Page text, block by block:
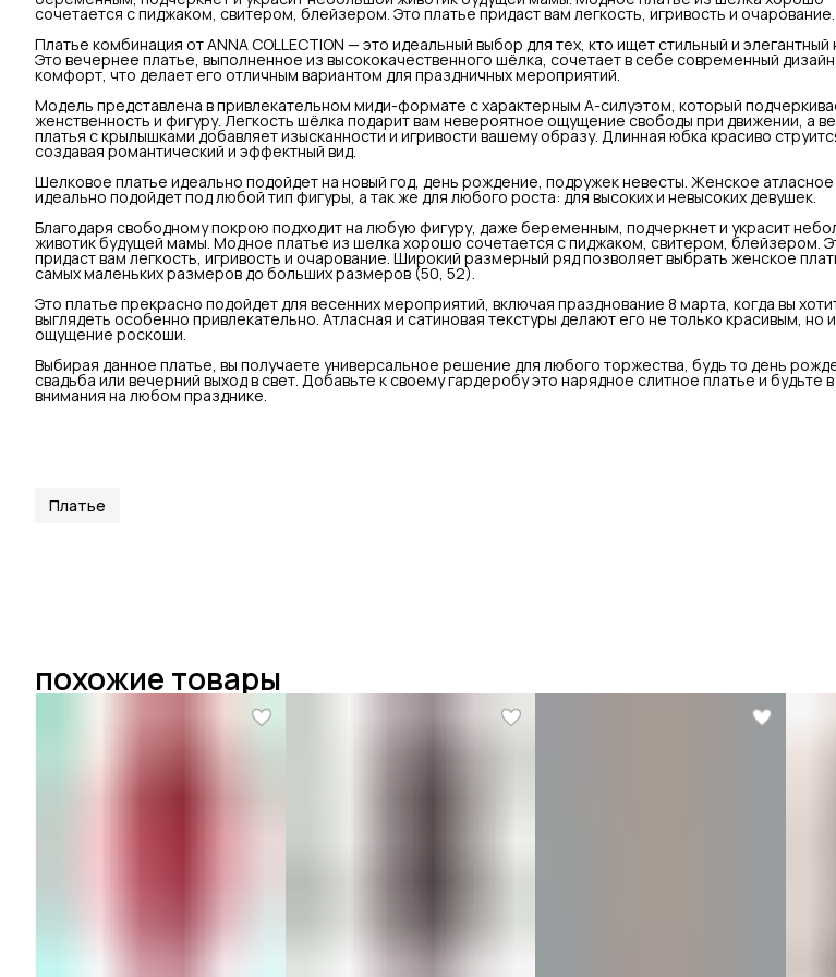
Шелковое платье идеально подойдет на
рождение, подружек невесты. Женское
идеально подойдет под любой тип фигуры,
роста: для высоких и невысоких девушек.
Благодаря свободному покрою подходит
даже беременным, подчеркнет и украсит
будущей мамы. Модное платье из шелка
пиджаком, свитером, блейзером. Это
легкость, игривость и очарование.
размеров до больших размеров (50, 52).
Это платье прекрасно подойдет для
включая празднование 8 марта, когда вы
особенно привлекательно. Атласная и
делают его не только красивым, но и
Выбирая данное платье, вы получаете
для любого торжества, будь то день
нарядное слитное платье и будьте в
любом празднике.
сочетается с пиджаком, свитером, блейзером. Это платье придаст вам легкость, игривость и очарование.
Платье комбинация от ANNA COLLECTION — это идеальный выбор для тех, кто ищет стильный и элегантный
Это вечернее платье, выполненное из высококачественного шёлка, сочетает в себе современный дизайн
комфорт, что делает его отличным вариантом для праздничных мероприятий.
Модель представлена в привлекательном миди-формате с характерным А-силуэтом, который
женственность и фигуру. Легкость шёлка подарит вам невероятное ощущение свободы при движении, а
платья с крылышками добавляет изысканности и игривости вашему образу. Длинная юбка красиво
создавая романтический и эффектный вид.
Шелковое платье идеально подойдет на новый год, день рождение, подружек невесты. Женское атласное
идеально подойдет под любой тип фигуры, а так же для любого роста: для высоких и невысоких девушек.
Благодаря свободному покрою подходит на любую фигуру, даже беременным, подчеркнет и украсит
животик будущей мамы. Модное платье из шелка хорошо сочетается с пиджаком, свитером, блейзером.
придаст вам легкость, игривость и очарование. Широкий размерный ряд позволяет выбрать женское
самых маленьких размеров до больших размеров (50, 52).
Это платье прекрасно подойдет для весенних мероприятий, включая празднование 8 марта, когда вы
выглядеть особенно привлекательно. Атласная и сатиновая текстуры делают его не только красивым, но
ощущение роскоши.
Выбирая данное платье, вы получаете универсальное решение для любого торжества, будь то день
свадьба или вечерний выход в свет. Добавьте к своему гардеробу это нарядное слитное платье и будьте
внимания на любом празднике.
Платье
похожие товары